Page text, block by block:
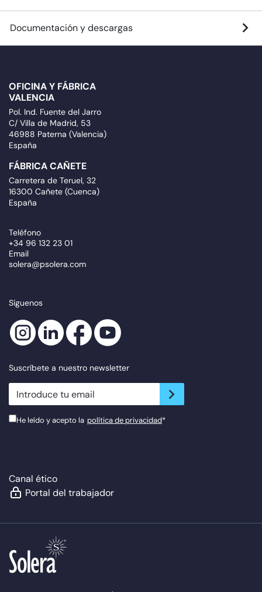
Documentación y descargas
OFICINA Y FÁBRICA
VALENCIA
Pol. Ind. Fuente del Jarro
C/ Villa de Madrid, 53
46988 Paterna (Valencia)
España
FÁBRICA CAÑETE
Carretera de Teruel, 32
16300 Cañete (Cuenca)
España
Teléfono
+34 96 132 23 01
Email
solera@psolera.com
Síguenos
Suscríbete a nuestro newsletter
newsletter.suscribe
He leído y acepto la política de privacidad*
Canal ético
Portal del trabajador